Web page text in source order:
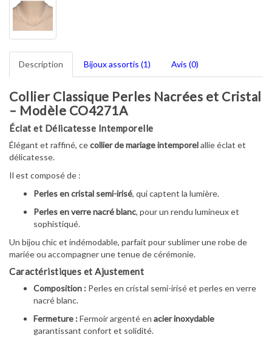
Description Bijoux assortis (1) Avis (0)
Collier Classique Perles Nacrées et Cristal
– Modèle CO4271A
Éclat et Délicatesse Intemporelle
Élégant et raffiné, cecollier de mariage intemporelallie éclat et
délicatesse.
Il est composé de :
Perles en cristal semi-irisé, qui captent la lumière.
Perles en verre nacré blanc, pour un rendu lumineux et
sophistiqué.
Un bijou chic et indémodable, parfait pour sublimer une robe de
mariée ou accompagner une tenue de cérémonie.
Caractéristiques et Ajustement
Composition : Perles en cristal semi-irisé et perles en verre
nacré blanc.
Fermeture :Fermoir argenté en acier inoxydable
garantissant confort et solidité.